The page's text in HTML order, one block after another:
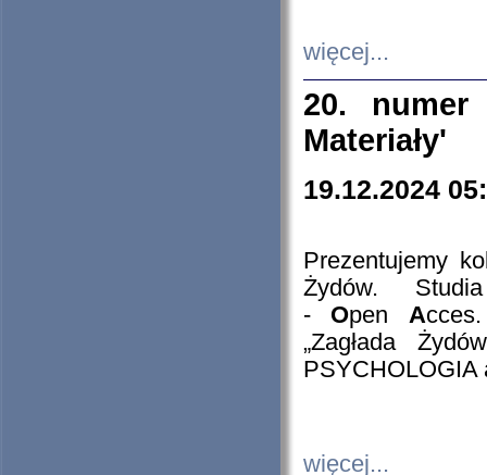
więcej...
20. numer
Materiały'
19.12.2024
Prezentujemy
Żydów.
- Open A
„Zagłada
PSYCHOLOGIA
więcej...